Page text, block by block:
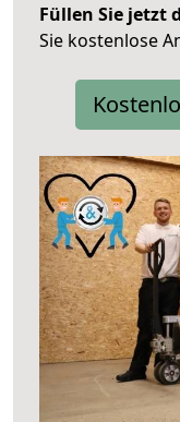
Füllen Sie jetzt
Sie kostenlose